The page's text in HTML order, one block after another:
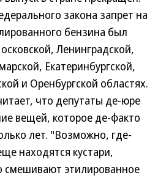
закона запрет на
бензина был
Ленинградской,
Екатеринбургской,
и Оренбургской областях.
что депутаты де-юре
вещей, которое де-факто
лет. "Возможно, где-
находятся кустари,
смешивают этилированное